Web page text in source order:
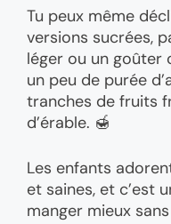
Tu peux même
versions sucrées,
léger ou un goûter
un peu de purée
tranches de fruits
d’érable. 🍯
Les enfants
et saines, et c’est
manger mieux